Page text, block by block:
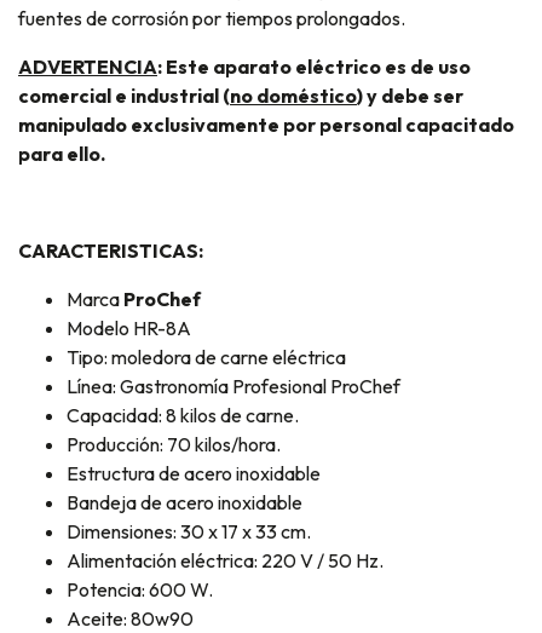
fuentes de corrosión por tiempos prolongados.
ADVERTENCIA: Este aparato eléctrico es de uso
comercial e industrial (no doméstico) y debe ser
manipulado exclusivamente por personal capacitado
para ello.
CARACTERISTICAS:
Marca ProChef
Modelo HR-8A
Tipo: moledora de carne eléctrica
Línea: Gastronomía Profesional ProChef
Capacidad: 8 kilos de carne.
Producción: 70 kilos/hora.
Estructura de acero inoxidable
Bandeja de acero inoxidable
Dimensiones: 30 x 17 x 33 cm.
Alimentación eléctrica: 220 V / 50 Hz.
Potencia: 600 W.
Aceite: 80w90